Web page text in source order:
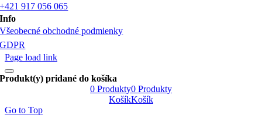
+421 917 056 065
Info
Všeobecné obchodné podmienky
GDPR
Page load link
Produkt(y) pridané do košíka
0 Produkty0 Produkty
KošíkKošík
Go to Top